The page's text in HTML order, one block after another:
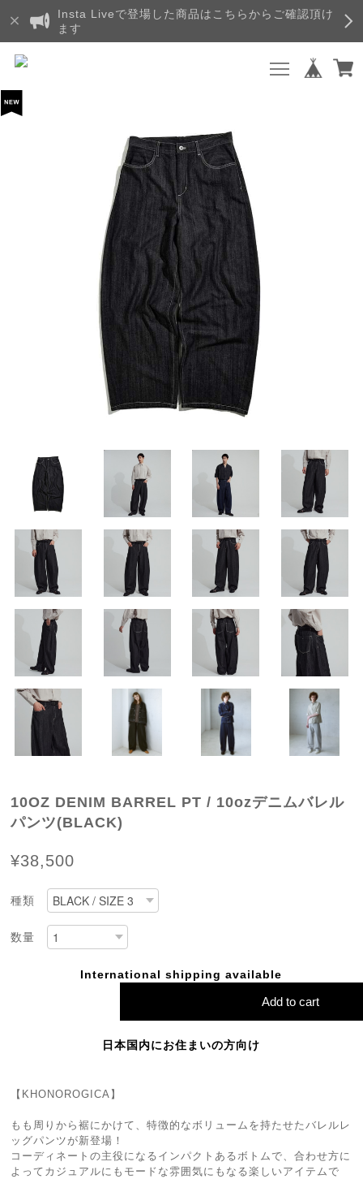
Insta Liveで登場した商品はこちらからご確認頂け
ます
10OZ DENIM BARREL PT / 10ozデニムバレル
パンツ(BLACK)
¥38,500
種類
数量
International shipping available
Add to cart
日本国内にお住まいの方向け
【KHONOROGICA】
もも周りから裾にかけて、特徴的なボリュームを持たせたバレルレ
ッグパンツが新登場！
コーディネートの主役になるインパクトあるボトムで、合わせ方に
よってカジュアルにもモードな雰囲気にもなる楽しいアイテムで